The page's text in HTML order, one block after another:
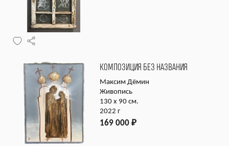
КОМПОЗИЦИЯ БЕЗ НАЗВАНИЯ
Максим Дёмин
Живопись
130 х 90 см.
2022 г
169 000 ₽